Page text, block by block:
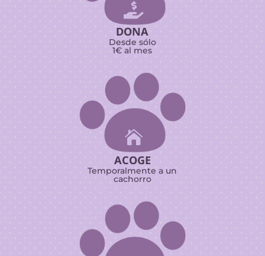

DONA
Desde sólo
1€ al mes

ACOGE
Temporalmente a un
cachorro